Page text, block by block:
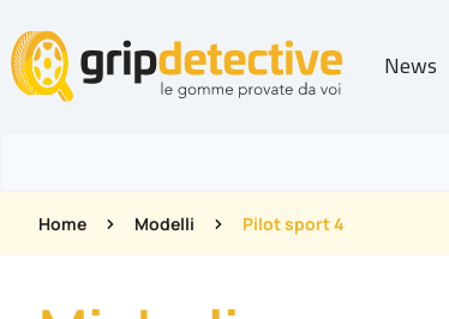
GripDetective News
Home Modelli Pilot sport 4